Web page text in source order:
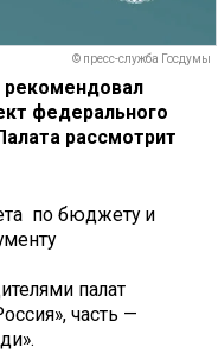
© пресс-служба Госдумы
федерального
рассмотрит
по бюджету и
палат
часть —